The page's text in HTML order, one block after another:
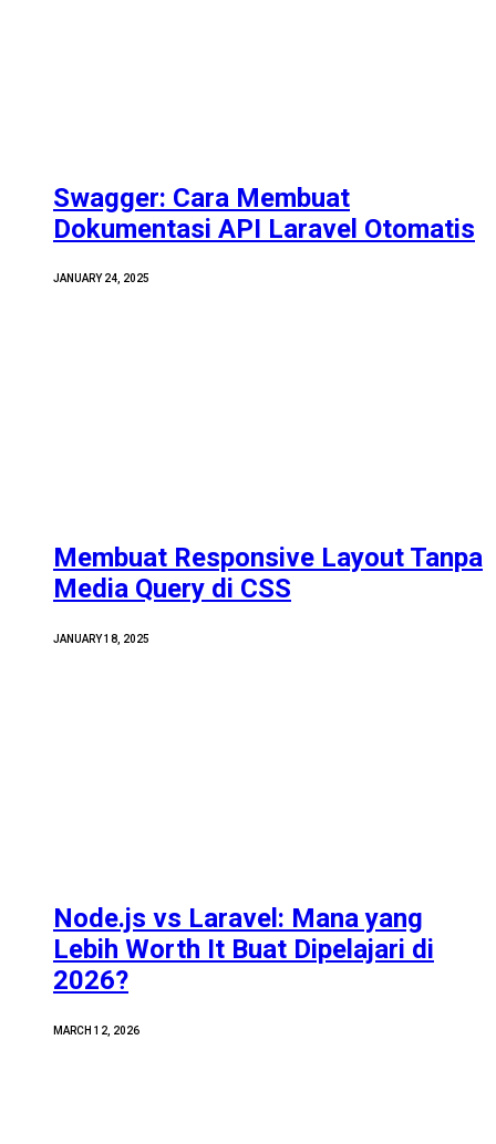
Swagger: Cara Membuat
Dokumentasi API Laravel Otomatis
JANUARY 24, 2025
Membuat Responsive Layout Tanpa
Media Query di CSS
JANUARY 18, 2025
Node.js vs Laravel: Mana yang
Lebih Worth It Buat Dipelajari di
2026?
MARCH 12, 2026